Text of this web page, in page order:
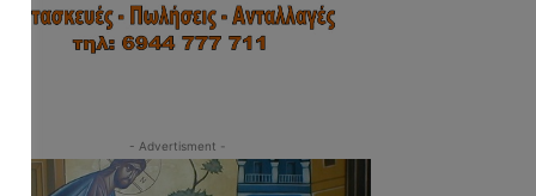
- Advertisment -